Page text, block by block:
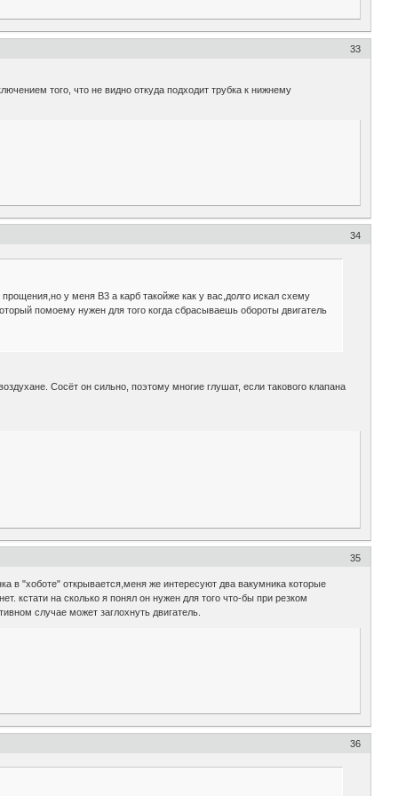
33
того, что не видно откуда подходит трубка к нижнему
34
у меня B3 а карб такойже как у вас,долго искал схему
помоему нужен для того когда сбрасываешь обороты двигатель
Сосёт он сильно, поэтому многие глушат, если такового клапана
35
в "хоботе" открывается,меня же интересуют два вакумника которые
кстати на сколько я понял он нужен для того что-бы при резком
случае может заглохнуть двигатель.
36